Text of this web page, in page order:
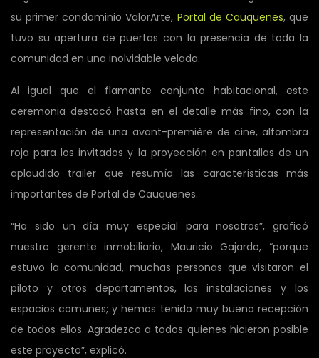
su primer condominio ValorArte, Portal de Cauquenes, que
tuvo su apertura de puertas con la presencia de toda la
comunidad en una inolvidable velada.
Al igual que el flamante conjunto habitacional, este
ceremonia destacó hasta en el detalle más fino, con la
representación de una avant-première de cine, alfombra
roja para los invitados y la proyección en pantallas de un
aplaudido trailer que resumía las características más
importantes de Portal de Cauquenes.
“Ha sido un día muy especial para nosotros”, graficó
nuestro gerente inmobiliario, Mauricio Gajardo, “porque
estuvo la comunidad, muchas personas que visitaron el
piloto y otros departamentos, las instalaciones y los
espacios comunes; y hemos tenido muy buena recepción
de todos ellos. Agradezco a todos quienes hicieron posible
este proyecto”, explicó.